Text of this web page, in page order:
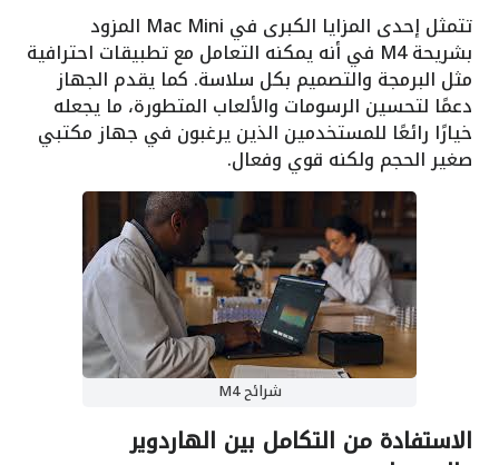
تتمثل إحدى المزايا الكبرى في Mac Mini المزود
بشريحة M4 في أنه يمكنه التعامل مع تطبيقات احترافية
مثل البرمجة والتصميم بكل سلاسة. كما يقدم الجهاز
دعمًا لتحسين الرسومات والألعاب المتطورة، ما يجعله
خيارًا رائعًا للمستخدمين الذين يرغبون في جهاز مكتبي
صغير الحجم ولكنه قوي وفعال.
شرائح M4
الاستفادة من التكامل بين الهاردوير